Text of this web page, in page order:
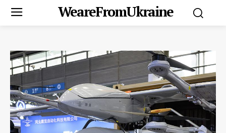
WeareFromUkraine